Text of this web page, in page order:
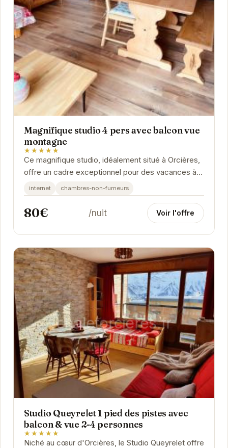
Magnifique studio 4 pers avec balcon vue
montagne
★★★★★
Ce magnifique studio, idéalement situé à Orcières,
offre un cadre exceptionnel pour des vacances à la
montagne. Avec son balcon offrant une vue...
internet chambres-non-fumeurs
80€ /nuit Voir l'offre
Studio Queyrelet 1 pied des pistes avec
balcon & vue 2-4 personnes
★★★★★
Niché au cœur d'Orcières, le Studio Queyrelet offre